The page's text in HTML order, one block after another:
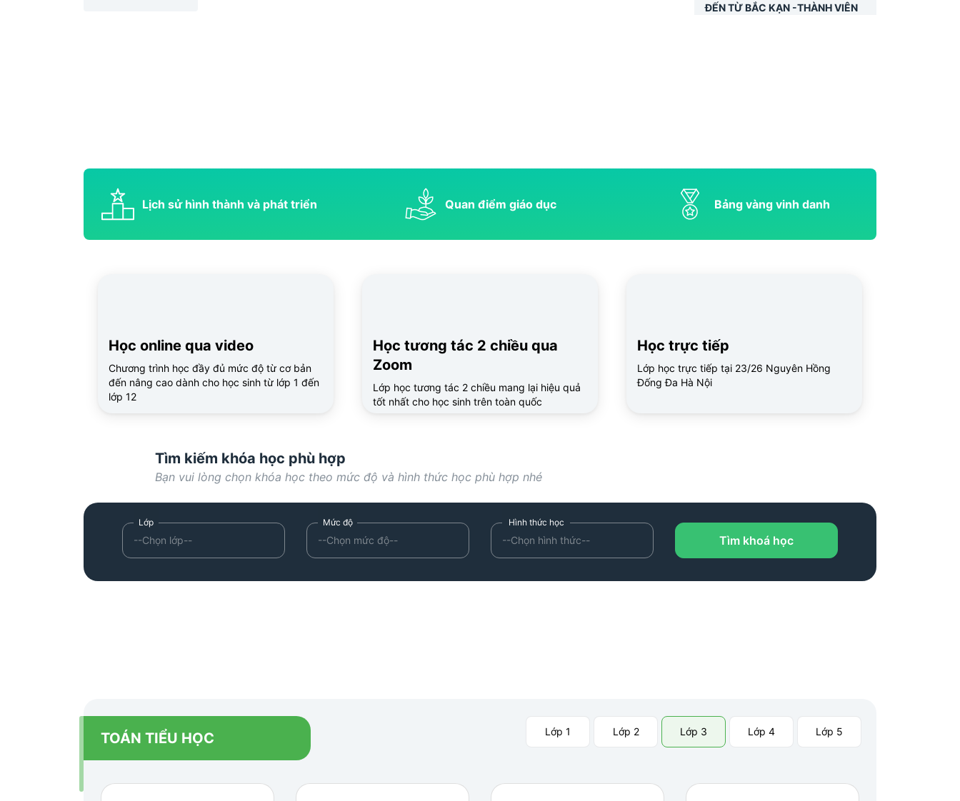
ĐẾN TỪ BẮC KẠN -THÀNH VIÊN
Toán 7 - Ôn học sinh giỏi tháng 3
(phần 1)
Lịch sử hình thành và phát triển Quan điểm giáo dục Bảng vàng vinh danh
Học online qua video
Chương trình học đầy đủ mức độ từ cơ bản
đến nâng cao dành cho học sinh từ lớp 1 đến
lớp 12
Học tương tác 2 chiều qua
Zoom
Lớp học tương tác 2 chiều mang lại hiệu quả
tốt nhất cho học sinh trên toàn quốc
Học trực tiếp
Lớp học trực tiếp tại 23/26 Nguyên Hồng
Đống Đa Hà Nội
Tìm kiếm khóa học phù hợp
Bạn vui lòng chọn khóa học theo mức độ và hình thức học phù hợp nhé
--Chọn lớp-- --Chọn mức độ-- --Chọn hình thức-- Tìm khoá học
TOÁN TIỂU HỌC Lớp 1 Lớp 2 Lớp 3 Lớp 4 Lớp 5